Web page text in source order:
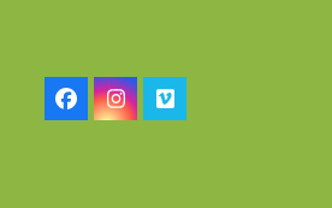
FacebookInstagram
Vimeo